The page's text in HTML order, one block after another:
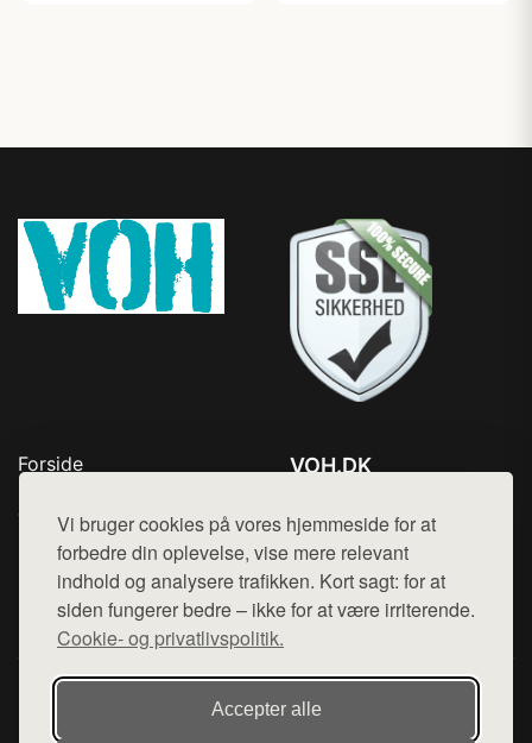
Vi bruger cookies på vores hjemmeside for at
forbedre din oplevelse, vise mere relevant
indhold og analysere trafikken. Kort sagt: for at
siden fungerer bedre – ikke for at være irriterende.
Cookie- og privatlivspolitik.
Accepter alle
Forside
Top Rabatter
Kontakt
VOH.DK
Mail: hej@want.dk
Cookie- og privatlivspolitik
Denne side er en del af want.dk, der udgiver en række
hjemmesider med præsentation af forskellige produkter fra